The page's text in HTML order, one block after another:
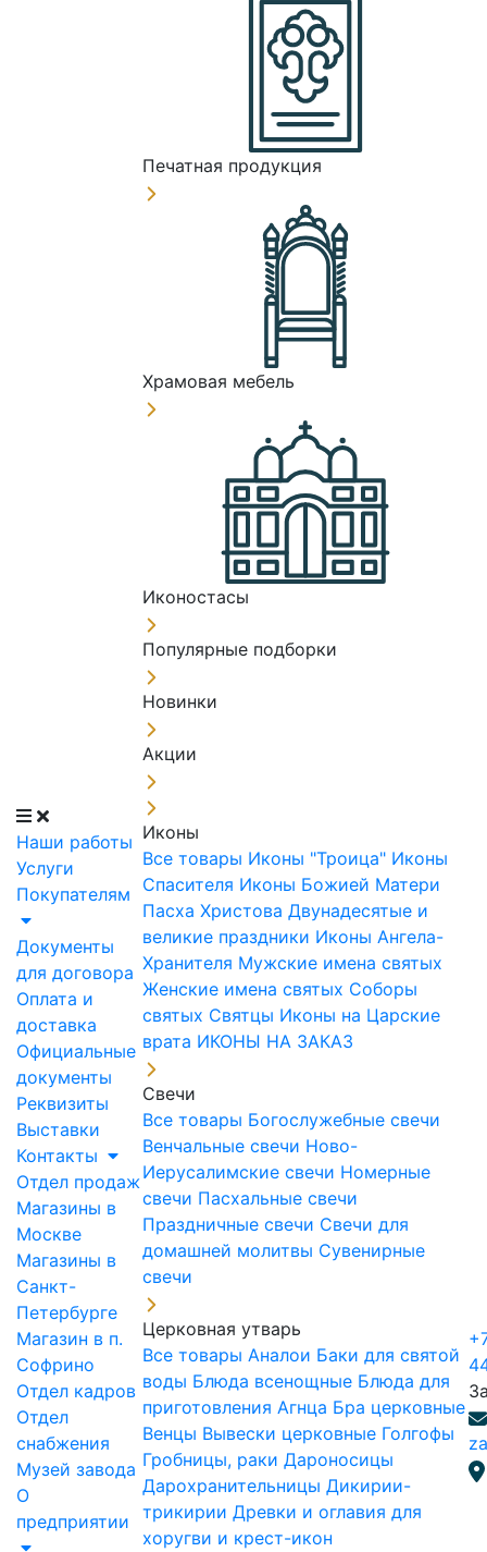
Наши работы
Услуги
Покупателям
Документы
для договора
Оплата и
доставка
Официальные
документы
Реквизиты
Выставки
Контакты
Отдел продаж
Магазины в
Москве
Магазины в
Санкт-
Петербурге
Магазин в п.
Софрино
Отдел кадров
Отдел
снабжения
Музей завода
О
предприятии
Печатная продукция
Храмовая мебель
Иконостасы
Популярные подборки
Новинки
Акции
Иконы
Все товары Иконы "Троица" Иконы
Спасителя Иконы Божией Матери
Пасха Христова Двунадесятые и
великие праздники Иконы Ангела-
Хранителя Мужские имена святых
Женские имена святых Соборы
святых Святцы Иконы на Царские
врата ИКОНЫ НА ЗАКАЗ
Свечи
Все товары Богослужебные свечи
Венчальные свечи Ново-
Иерусалимские свечи Номерные
свечи Пасхальные свечи
Праздничные свечи Свечи для
домашней молитвы Сувенирные
свечи
Церковная утварь
Все товары Аналои Баки для святой
воды Блюда всенощные Блюда для
приготовления Агнца Бра церковные
Венцы Вывески церковные Голгофы
Гробницы, раки Дароносицы
Дарохранительницы Дикирии-
трикирии Древки и оглавия для
хоругви и крест-икон